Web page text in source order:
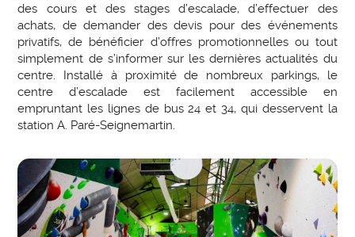
des cours et des stages d’escalade, d’effectuer des
achats, de demander des devis pour des événements
privatifs, de bénéficier d’offres promotionnelles ou tout
simplement de s’informer sur les dernières actualités du
centre. Installé à proximité de nombreux parkings, le
centre d’escalade est facilement accessible en
empruntant les lignes de bus 24 et 34, qui desservent la
station A. Paré-Seignemartin.